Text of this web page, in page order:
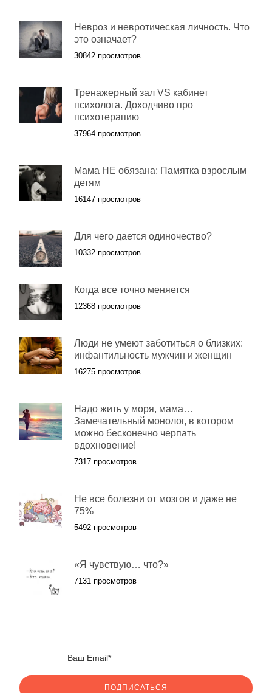
Невроз и невротическая личность. Что
это означает?
30842 просмотров
Тренажерный зал VS кабинет
психолога. Доходчиво про
психотерапию
37964 просмотров
Мама НЕ обязана: Памятка взрослым
детям
16147 просмотров
Для чего дается одиночество?
10332 просмотров
Когда все точно меняется
12368 просмотров
Люди не умеют заботиться о близких:
инфантильность мужчин и женщин
16275 просмотров
Надо жить у моря, мама…
Замечательный монолог, в котором
можно бесконечно черпать
вдохновение!
7317 просмотров
Не все болезни от мозгов и даже не
75%
5492 просмотров
«Я чувствую… что?»
7131 просмотров
ПОДПИСАТЬСЯ